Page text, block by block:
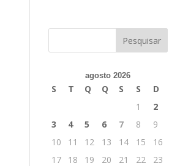
agosto 2026
S T Q Q S S
D
1
2
3
4 5 6 7 8
9
10
11 12 13 14 15
16
17
18 19 20 21 22
23